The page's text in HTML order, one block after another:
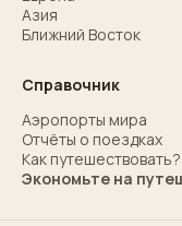
Азия
Ближний Восток
Справочник
Аэропорты мира
Отчёты о поездках
Как путешествовать?
Экономьте на